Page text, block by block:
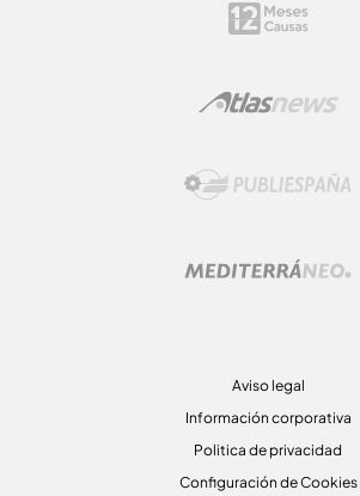
Aviso legal
Información corporativa
Politica de privacidad
Configuración de Cookies